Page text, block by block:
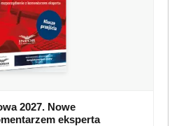
2027. Nowe
eksperta